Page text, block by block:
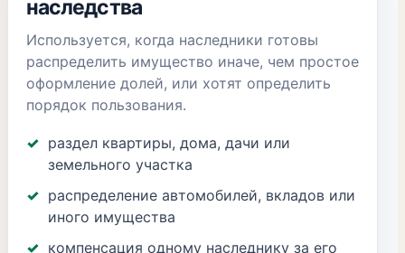
наследства
Используется, когда наследники готовы
распределить имущество иначе, чем простое
оформление долей, или хотят определить
порядок пользования.
раздел квартиры, дома, дачи или
земельного участка
распределение автомобилей, вкладов или
иного имущества
компенсация одному наследнику за его